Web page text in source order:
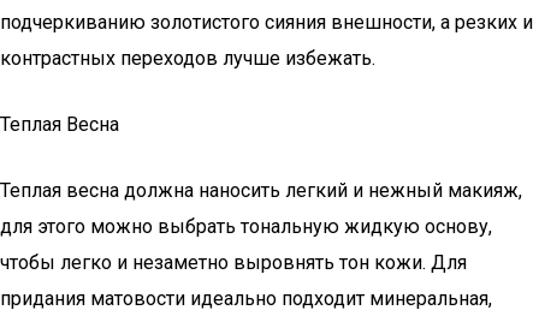
подчеркиванию золотистого сияния внешности, а резких и
контрастных переходов лучше избежать.
Теплая Весна
Теплая весна должна наносить легкий и нежный макияж,
для этого можно выбрать тональную жидкую основу,
чтобы легко и незаметно выровнять тон кожи. Для
придания матовости идеально подходит минеральная,